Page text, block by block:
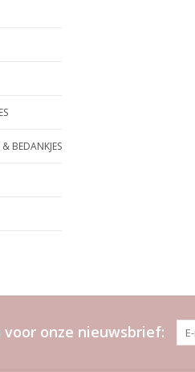
BEDANKJES
voor onze nieuwsbrief: